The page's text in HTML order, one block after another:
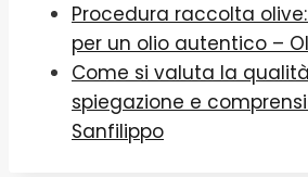
Procedura raccolta
per un olio autentico –
Come si valuta la
spiegazione e
Sanfilippo